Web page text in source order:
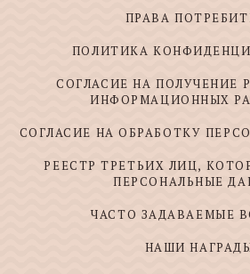
ПРАВА
ПОЛИТИКА
СОГЛАСИЕ НА ПОЛУЧЕНИЕ
ИНФОРМАЦИОННЫХ
СОГЛАСИЕ НА ОБРАБОТКУ
РЕЕСТР ТРЕТЬИХ ЛИЦ,
ПЕРСОНАЛЬНЫЕ
ЧАСТО ЗАДАВАЕМЫЕ
НАШИ